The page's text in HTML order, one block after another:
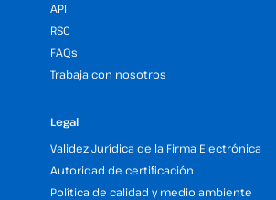
API
RSC
FAQs
Trabaja con nosotros
Legal
Validez Jurídica de la Firma Electrónica
Autoridad de certificación
Política de calidad y medio ambiente